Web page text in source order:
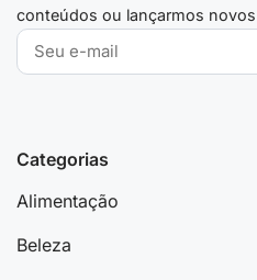
Categorias
Alimentação
Beleza
conteúdos ou lançarmos